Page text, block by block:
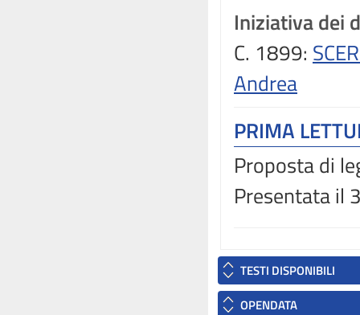
Iniziativa dei
C. 1899:
Andrea
PRIMA
Proposta di
Presentata il
TESTI DISPONIBILI
OPENDATA